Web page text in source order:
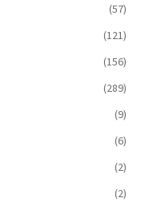
(57)
(121)
(156)
(289)
(9)
(6)
(2)
(2)